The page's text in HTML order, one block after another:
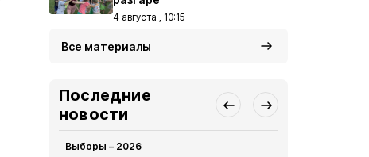
4 августа , 10:15
Все материалы
Последние
новости
Выборы – 2026